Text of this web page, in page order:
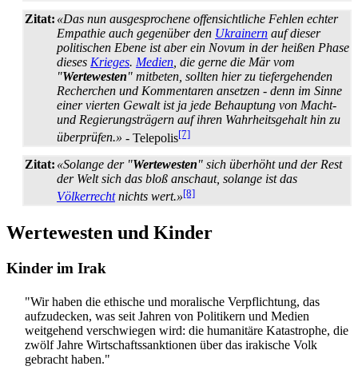
Zitat: «Das nun ausgesprochene offensichtliche Fehlen echter
Empathie auch gegenüber den Ukrainern auf dieser
politischen Ebene ist aber ein Novum in der heißen Phase
dieses Krieges. Medien , die gerne die Mär vom
"Wertewesten" mitbeten, sollten hier zu tiefergehenden
Recherchen und Kommentaren ansetzen - denn im Sinne
einer vierten Gewalt ist ja jede Behauptung von Macht-
und Regierungsträgern auf ihren Wahrheitsgehalt hin zu
überprüfen.» - Telepolis[7]
Zitat: «Solange der "Wertewesten" sich überhöht und der Rest
der Welt sich das bloß anschaut, solange ist das
Völkerrechtnichts wert.»[8]
Wertewesten und Kinder
Kinder im Irak
"Wir haben die ethische und moralische Verpflichtung, das
aufzudecken, was seit Jahren von Politikern und Medien
weitgehend verschwiegen wird: die humanitäre Katastrophe, die
zwölf Jahre Wirtschafts­sanktionen über das irakische Volk
gebracht haben."